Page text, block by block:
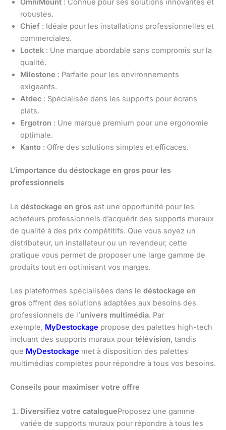
OmniMount : Connue pour ses solutions innovantes et
robustes.
Chief : Idéale pour les installations professionnelles et
commerciales.
Loctek : Une marque abordable sans compromis sur la
qualité.
Milestone : Parfaite pour les environnements
exigeants.
Atdec : Spécialisée dans les supports pour écrans
plats.
Ergotron : Une marque premium pour une ergonomie
optimale.
Kanto : Offre des solutions simples et efficaces.
L’importance du déstockage en gros pour les
professionnels
Le déstockage en gros est une opportunité pour les
acheteurs professionnels d’acquérir des supports muraux
de qualité à des prix compétitifs. Que vous soyez un
distributeur, un installateur ou un revendeur, cette
pratique vous permet de proposer une large gamme de
produits tout en optimisant vos marges.
Les plateformes spécialisées dans le déstockage en
gros offrent des solutions adaptées aux besoins des
professionnels de l’univers multimédia. Par
exemple, MyDestockage propose des palettes high-tech
incluant des supports muraux pour télévision, tandis
que MyDestockage met à disposition des palettes
multimédias complètes pour répondre à tous vos besoins.
Conseils pour maximiser votre offre
Diversifiez votre catalogueProposez une gamme
variée de supports muraux pour répondre à tous les